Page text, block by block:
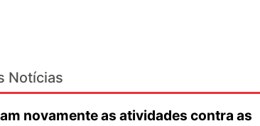
Notícias
novamente as atividades contra as